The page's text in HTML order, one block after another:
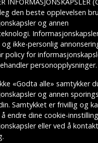
IdeaPad Z710
ThinkPad E470
ThinkPad E570
ThinkPad X240
B40
B41
E40
Edge 2
Flex 2
Flex 3
G400 14001
den beste opplevelsen
og annen
ikke-personlig
policy for
personopplysninger.
«Godta alle» samtykker
og annen
Samtykket er frivillig og
endre dine cookie-
eller ved å